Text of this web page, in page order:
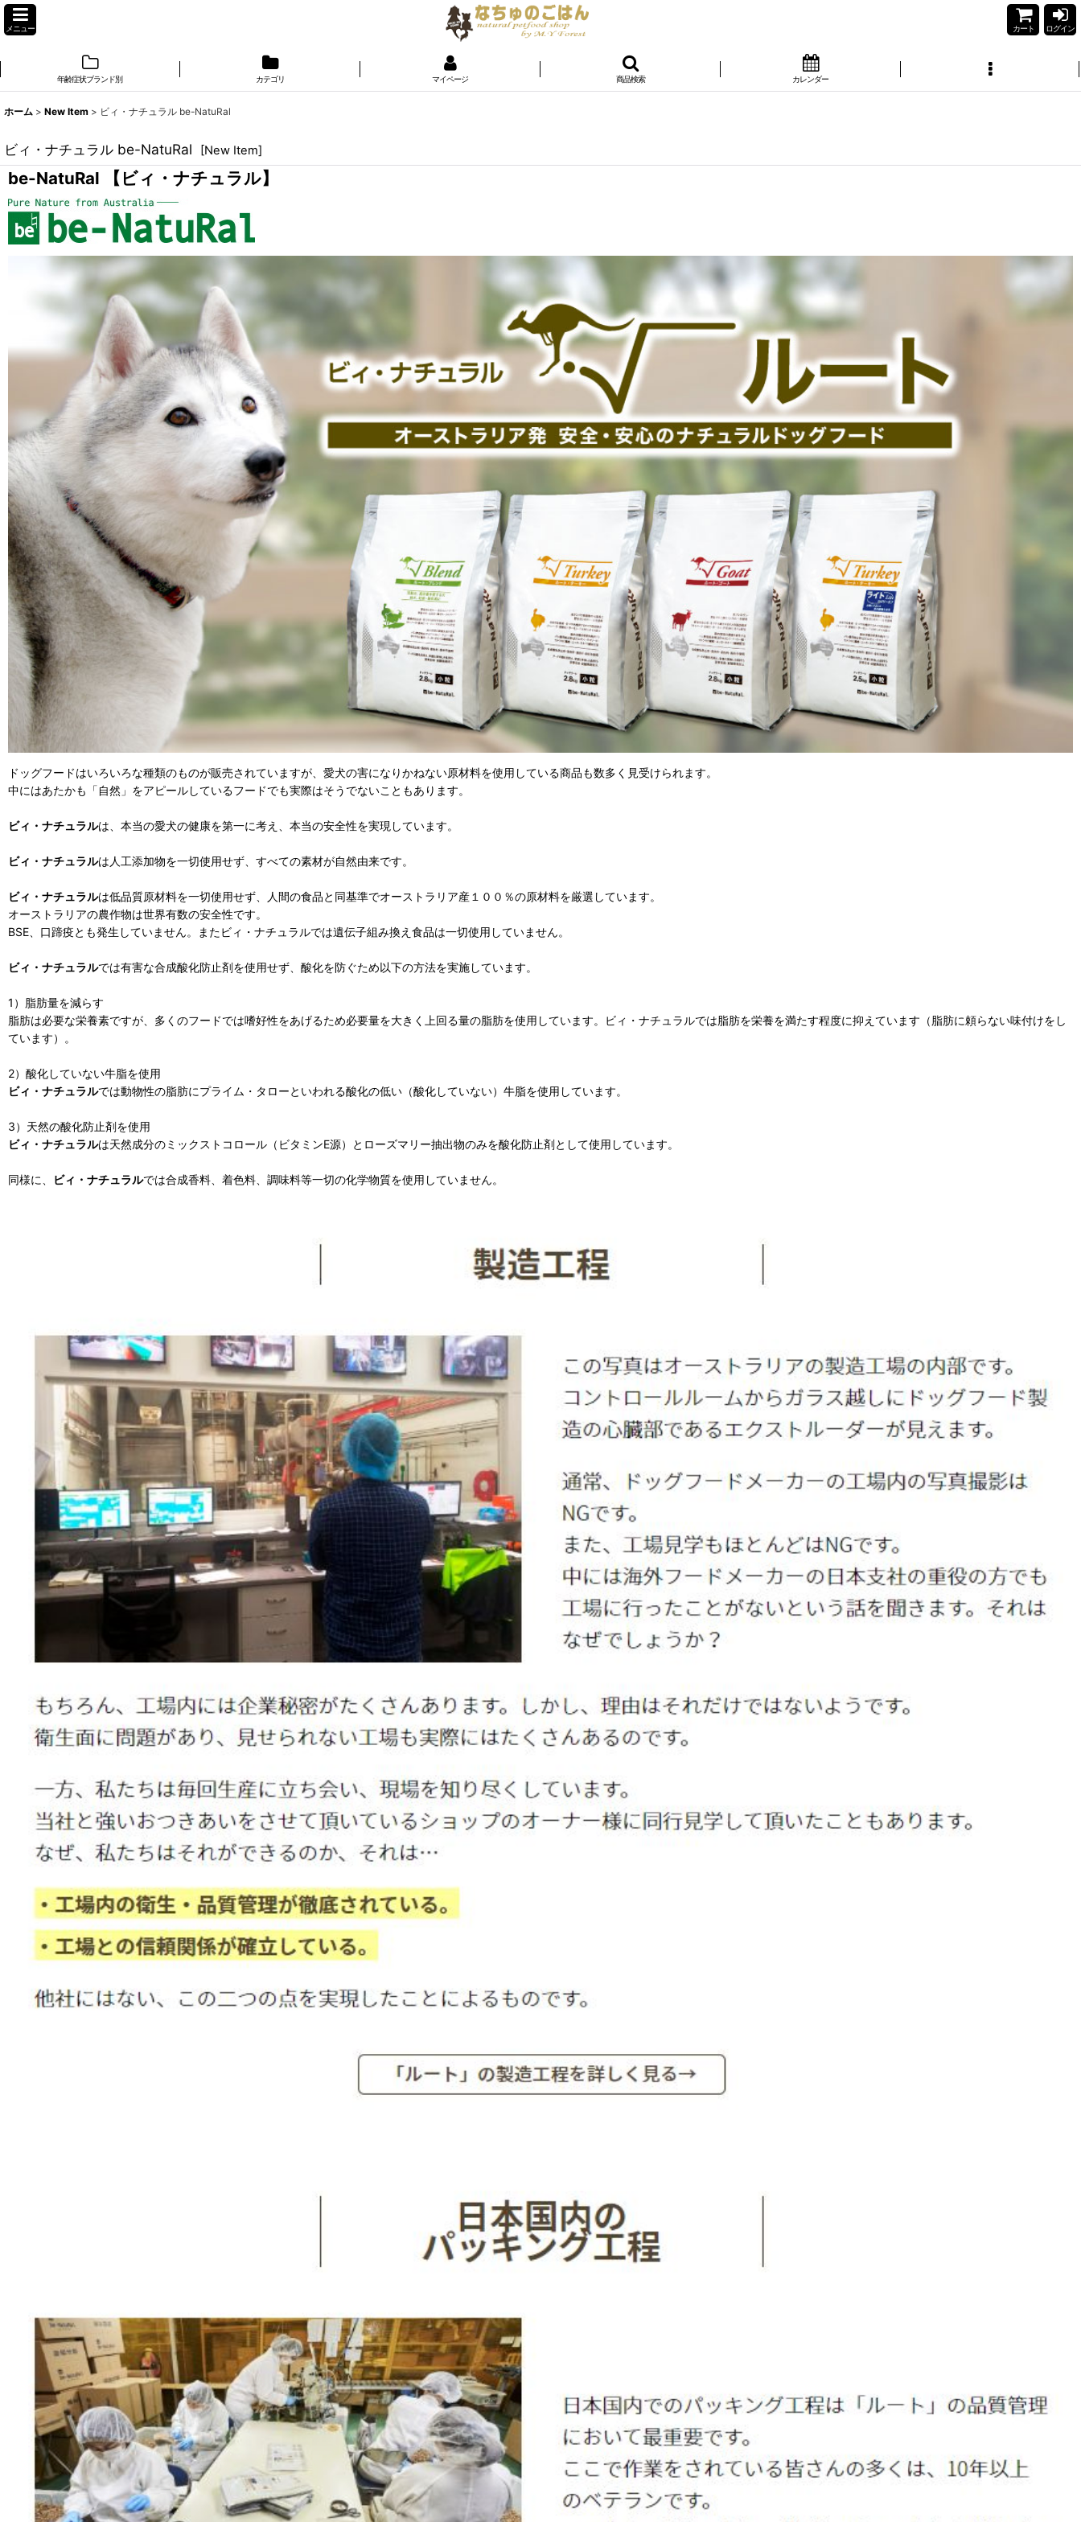
メニュー カート ログイン
年齢症状ブランド別 カテゴリ マイページ 商品検索 カレンダー
ホーム > New Item > ビィ・ナチュラル be-NatuRal
ビィ・ナチュラル be-NatuRal [New Item]
be-NatuRal 【ビィ・ナチュラル】
ドッグフードはいろいろな種類のものが販売されていますが、愛犬の害になりかねない原材料を使用している商品も数多く見受けられます。
中にはあたかも「自然」をアピールしているフードでも実際はそうでないこともあります。
ビィ・ナチュラルは、本当の愛犬の健康を第一に考え、本当の安全性を実現しています。
ビィ・ナチュラルは人工添加物を一切使用せず、すべての素材が自然由来です。
ビィ・ナチュラルは低品質原材料を一切使用せず、人間の食品と同基準でオーストラリア産１００％の原材料を厳選しています。
オーストラリアの農作物は世界有数の安全性です。
BSE、口蹄疫とも発生していません。またビィ・ナチュラルでは遺伝子組み換え食品は一切使用していません。
ビィ・ナチュラルでは有害な合成酸化防止剤を使用せず、酸化を防ぐため以下の方法を実施しています。
1）脂肪量を減らす
脂肪は必要な栄養素ですが、多くのフードでは嗜好性をあげるため必要量を大きく上回る量の脂肪を使用しています。ビィ・ナチュラルでは脂肪を栄養を満たす程度に抑えています（脂肪に頼らない味付けをし
ています）。
2）酸化していない牛脂を使用
ビィ・ナチュラルでは動物性の脂肪にプライム・タローといわれる酸化の低い（酸化していない）牛脂を使用しています。
3）天然の酸化防止剤を使用
ビィ・ナチュラルは天然成分のミックストコロール（ビタミンE源）とローズマリー抽出物のみを酸化防止剤として使用しています。
同様に、 ビィ・ナチュラルでは合成香料、着色料、調味料等一切の化学物質を使用していません。